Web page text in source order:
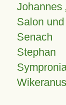
Johannes
Salon
Senach
Stephan
Wikeranus